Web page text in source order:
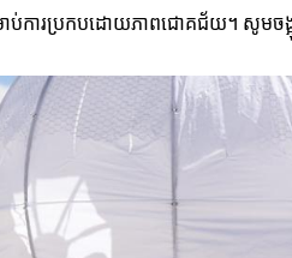
ប់ការប្រកបដោយភាពជោគជ័យ។ សូមច